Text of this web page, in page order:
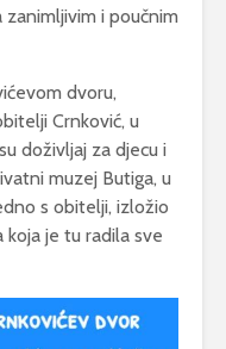
i poučnim
dvoru,
Crnković, u
doživljaj za djecu i
muzej Butiga, u
s obitelji, izložio
koja je tu radila sve